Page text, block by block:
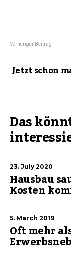
Vorheriger Beitrag
Jetzt schon
Das
23. July 2020
Hausbau
Kosten
5. March 2019
Oft mehr